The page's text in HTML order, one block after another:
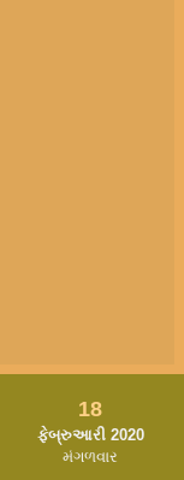
18
ફેબ્રુઆરી 2020
મંગળવાર